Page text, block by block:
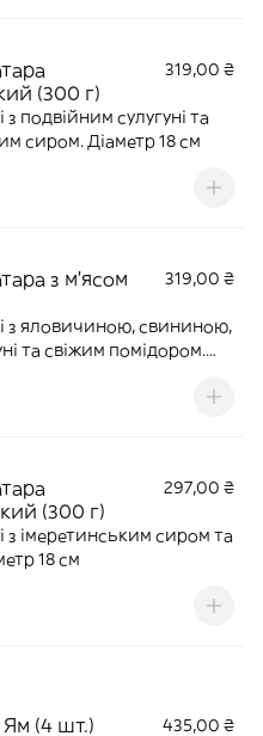
(300 г)
319,00 ₴
з подвійним сулугуні та
сиром. Діаметр 18 см
з м'ясом
319,00 ₴
з яловичиною, свининою,
та свіжим помідором.
(300 г)
297,00 ₴
з імеретинським сиром та
18 см
Ям (4 шт.)
435,00 ₴